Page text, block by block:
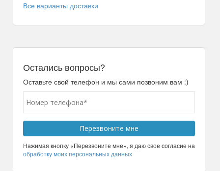
Все варианты доставки
Остались вопросы?
Оставьте свой телефон и мы сами позвоним вам :)
Нажимая кнопку «Перезвоните мне», я даю свое согласие на
обработку моих персональных данных